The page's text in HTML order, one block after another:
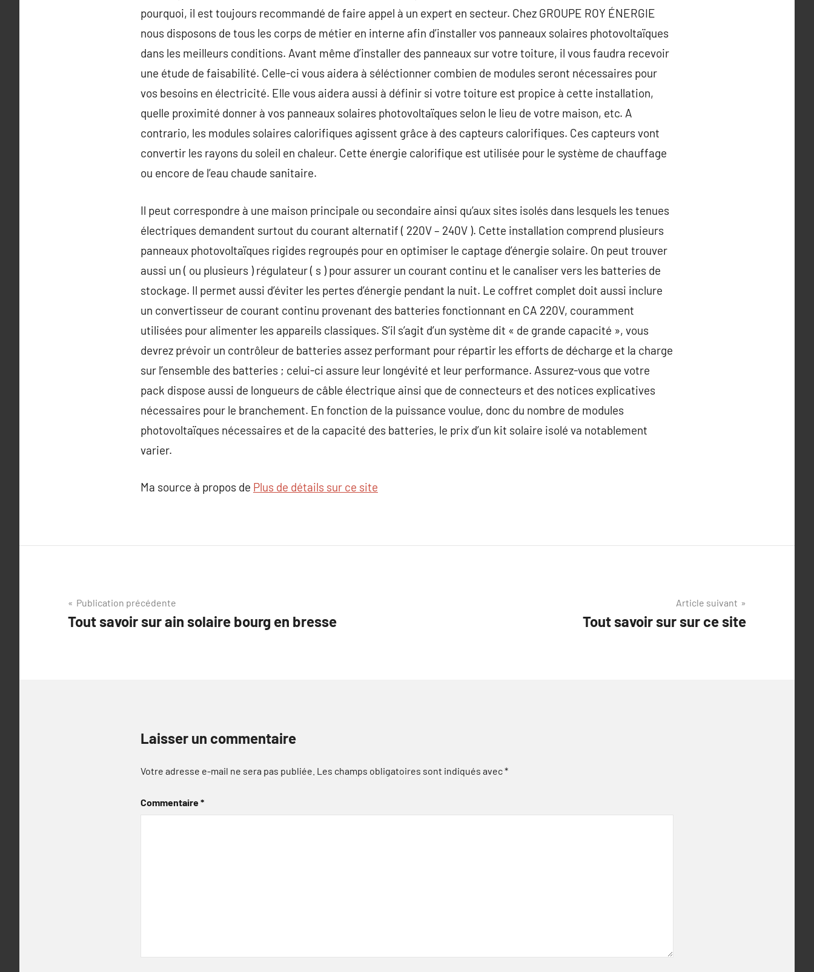
pourquoi, il est toujours recommandé de faire appel à un expert en secteur. Chez GROUPE ROY ÉNERGIE
nous disposons de tous les corps de métier en interne afin d’installer vos panneaux solaires photovoltaïques
dans les meilleurs conditions. Avant même d’installer des panneaux sur votre toiture, il vous faudra recevoir
une étude de faisabilité. Celle-ci vous aidera à séléctionner combien de modules seront nécessaires pour
vos besoins en électricité. Elle vous aidera aussi à définir si votre toiture est propice à cette installation,
quelle proximité donner à vos panneaux solaires photovoltaïques selon le lieu de votre maison, etc. A
contrario, les modules solaires calorifiques agissent grâce à des capteurs calorifiques. Ces capteurs vont
convertir les rayons du soleil en chaleur. Cette énergie calorifique est utilisée pour le système de chauffage
ou encore de l’eau chaude sanitaire.
Il peut correspondre à une maison principale ou secondaire ainsi qu’aux sites isolés dans lesquels les tenues
électriques demandent surtout du courant alternatif ( 220V – 240V ). Cette installation comprend plusieurs
panneaux photovoltaïques rigides regroupés pour en optimiser le captage d’énergie solaire. On peut trouver
aussi un ( ou plusieurs ) régulateur ( s ) pour assurer un courant continu et le canaliser vers les batteries de
stockage. Il permet aussi d’éviter les pertes d’énergie pendant la nuit. Le coffret complet doit aussi inclure
un convertisseur de courant continu provenant des batteries fonctionnant en CA 220V, couramment
utilisées pour alimenter les appareils classiques. S’il s’agit d’un système dit « de grande capacité », vous
devrez prévoir un contrôleur de batteries assez performant pour répartir les efforts de décharge et la charge
sur l’ensemble des batteries ; celui-ci assure leur longévité et leur performance. Assurez-vous que votre
pack dispose aussi de longueurs de câble électrique ainsi que de connecteurs et des notices explicatives
nécessaires pour le branchement. En fonction de la puissance voulue, donc du nombre de modules
photovoltaïques nécessaires et de la capacité des batteries, le prix d’un kit solaire isolé va notablement
varier.
Ma source à propos de Plus de détails sur ce site
Navigation
de
Publication précédente
Tout savoir sur ain solaire bourg en bresse
Article suivant
Tout savoir sur sur ce site
Laisser un commentaire
Votre adresse e-mail ne sera pas publiée. Les champs obligatoires sont indiqués avec*
Commentaire*